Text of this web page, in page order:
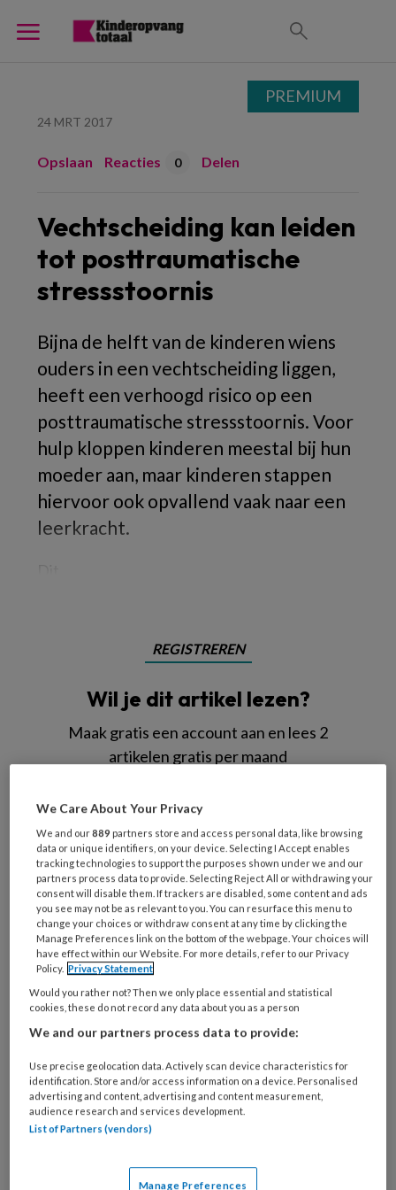
24 MRT 2017
Opslaan Reacties 0 Delen
Vechtscheiding kan leiden
tot posttraumatische
stressstoornis
Bijna de helft van de kinderen wiens
ouders in een vechtscheiding liggen,
heeft een verhoogd risico op een
posttraumatische stressstoornis. Voor
hulp kloppen kinderen meestal bij hun
moeder aan, maar kinderen stappen
hiervoor ook opvallend vaak naar een
leerkracht.
REGISTREREN
Wil je dit artikel lezen?
Maak gratis een account aan en lees 2
artikelen gratis per maand
Wat
is
je
e-
mailadres?
* *
Kies
je
wachtwoord* *
Kies
je
functie *
Bij
welke
organisatie
werk
Untitled
Ontvang 2x per week de
KinderopvangTotaal nieuwsbrief
PREMIUM
We Care About Your Privacy
We and our889 partners store and access personal data, like browsing
data or unique identifiers, on your device. Selecting I Accept enables
tracking technologies to support the purposes shown under we and our
partners process data to provide. Selecting Reject All or withdrawing your
consent will disable them. If trackers are disabled, some content and ads
you see may not be as relevant to you. You can resurface this menu to
change your choices or withdraw consent at any time by clicking the
Manage Preferences link on the bottom of the webpage. Your choices will
have effect within our Website. For more details, refer to our Privacy
Policy. Privacy Statement
Would you rather not? Then we only place essential and statistical
cookies, these do not record any data about you as a person
We and our partners process data to provide:
Use precise geolocation data. Actively scan device characteristics for
identification. Store and/or access information on a device. Personalised
advertising and content, advertising and content measurement,
audience research and services development.
List of Partners (vendors)
Manage Preferences